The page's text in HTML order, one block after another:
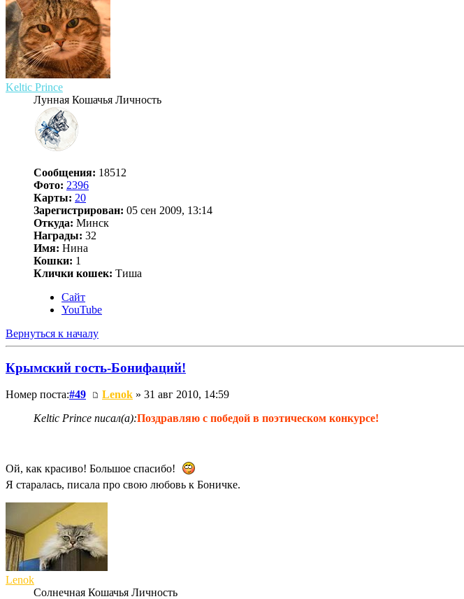
Keltic Prince
Лунная Кошачья Личность
Сообщения: 18512
Фото: 2396
Карты: 20
Зарегистрирован: 05 сен 2009, 13:14
Откуда: Минск
Награды: 32
Имя: Нина
Кошки: 1
Клички кошек: Тиша
Сайт
YouTube
Вернуться к началу
Крымский гость-Бонифаций!
Номер поста:#49 Lenok » 31 авг 2010, 14:59
Keltic Prince писал(а):Поздравляю с победой в поэтическом конкурсе!
Ой, как красиво! Большое спасибо!
Я старалась, писала про свою любовь к Боничке.
Lenok
Солнечная Кошачья Личность